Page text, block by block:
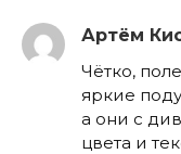
Артём
Чётко,
яркие
а они с
цвета и